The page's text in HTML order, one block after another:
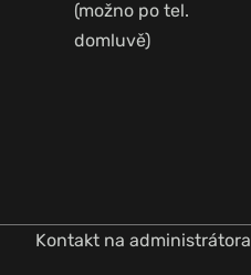
(možno po tel.
domluvě)
Kontakt na administrátora